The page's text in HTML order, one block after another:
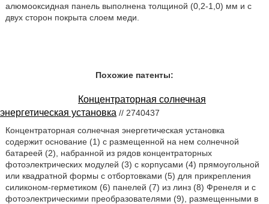
алюмооксидная панель выполнена толщиной (0,2-1,0) мм и с
двух сторон покрыта слоем меди.
Похожие патенты:
Концентраторная солнечная
энергетическая установка // 2740437
Концентраторная солнечная энергетическая установка
содержит основание (1) с размещенной на нем солнечной
батареей (2), набранной из рядов концентраторных
фотоэлектрических модулей (3) с корпусами (4) прямоугольной
или квадратной формы с отбортовками (5) для прикрепления
силиконом-герметиком (6) панелей (7) из линз (8) Френеля и с
фотоэлектрическими преобразователями (9), размещенными в